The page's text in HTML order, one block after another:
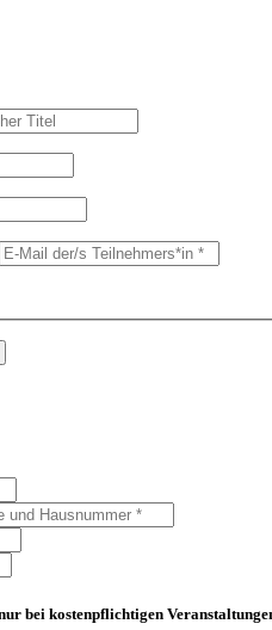
bei kostenpflichtigen